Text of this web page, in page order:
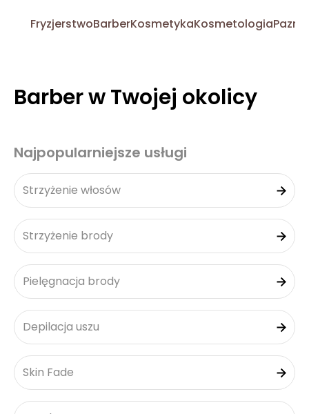
FryzjerstwoBarberKosmetykaKosmetologia
Barber w Twojej okolicy
Najpopularniejsze usługi
Strzyżenie włosów
Strzyżenie brody
Pielęgnacja brody
Depilacja uszu
Skin Fade